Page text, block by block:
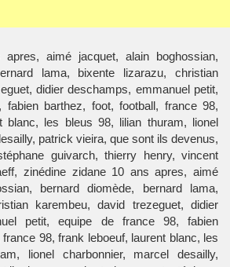
aimé jacquet, alain boghossian,
lama, bixente lizarazu, christian
didier deschamps, emmanuel petit,
fabien barthez, foot, football, france 98,
blanc, les bleus 98, lilian thuram, lionel
patrick vieira, que sont ils devenus,
guivarch, thierry henry, vincent
zinédine zidane 10 ans apres, aimé
bernard diomède, bernard lama,
karembeu, david trezeguet, didier
petit, equipe de france 98, fabien
98, frank leboeuf, laurent blanc, les
lionel charbonnier, marcel desailly,